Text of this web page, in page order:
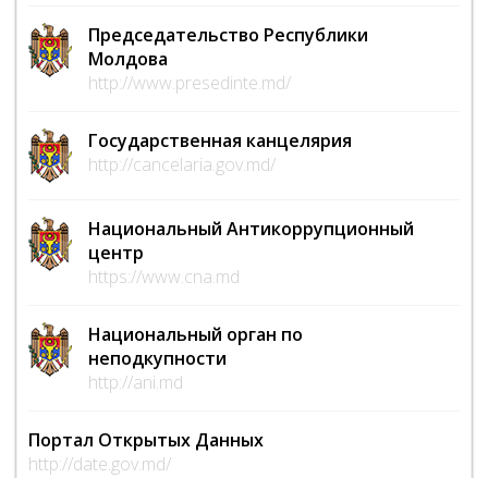
Председательство Республики
Молдова
http://www.presedinte.md/
Государственная канцелярия
http://cancelaria.gov.md/
Национальный Антикоррупционный
центр
https://www.cna.md
Национальный орган по
неподкупности
http://ani.md
Портал Открытых Данных
http://date.gov.md/